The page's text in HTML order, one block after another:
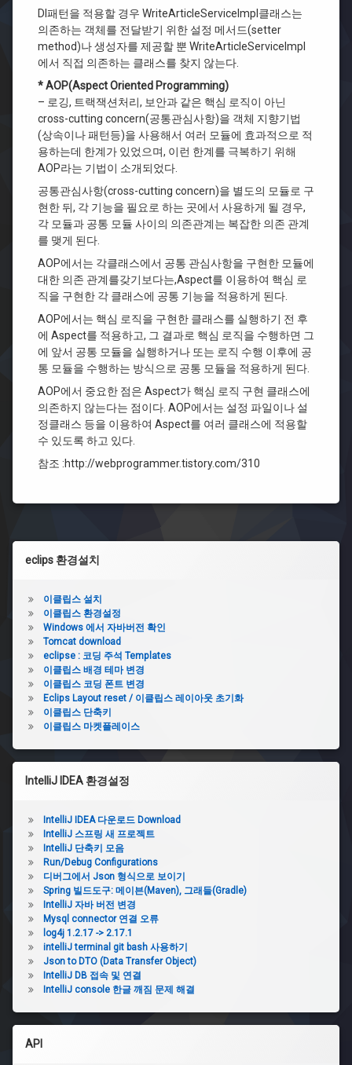
DI패턴을 적용할 경우 WriteArticleServiceImpl클래스는
의존하는 객체를 전달받기 위한 설정 메서드(setter
method)나 생성자를 제공할 뿐 WriteArticleServiceImpl
에서 직접 의존하는 클래스를 찾지 않는다.
* AOP(Aspect Oriented Programming)
– 로깅, 트랙잭션처리, 보안과 같은 핵심 로직이 아닌
cross-cutting concern(공통관심사항)을 객체 지향기법
(상속이나 패턴등)을 사용해서 여러 모듈에 효과적으로 적
용하는데 한계가 있었으며, 이런 한계를 극복하기 위해
AOP라는 기법이 소개되었다.
공통관심사항(cross-cutting concern)을 별도의 모듈로 구
현한 뒤, 각 기능을 필요로 하는 곳에서 사용하게 될 경우,
각 모듈과 공통 모듈 사이의 의존관계는 복잡한 의존 관계
를 맺게 된다.
AOP에서는 각클래스에서 공통 관심사항을 구현한 모듈에
대한 의존 관계를갖기보다는,Aspect를 이용하여 핵심 로
직을 구현한 각 클래스에 공통 기능을 적용하게 된다.
AOP에서는 핵심 로직을 구현한 클래스를 실행하기 전 후
에 Aspect를 적용하고, 그 결과로 핵심 로직을 수행하면 그
에 앞서 공통 모듈을 실행하거나 또는 로직 수행 이후에 공
통 모듈을 수행하는 방식으로 공통 모듈을 적용하게 된다.
AOP에서 중요한 점은 Aspect가 핵심 로직 구현 클래스에
의존하지 않는다는 점이다. AOP에서는 설정 파일이나 설
정클래스 등을 이용하여 Aspect를 여러 클래스에 적용할
수 있도록 하고 있다.
참조 :http://webprogrammer.tistory.com/310
왼
사
이
드
바
eclips 환경설치
이클립스 설치
이클립스 환경설정
Windows 에서 자바버전 확인
Tomcat download
eclipse : 코딩 주석 Templates
이클립스 배경 테마 변경
이클립스 코딩 폰트 변경
Eclips Layout reset / 이클립스 레이아웃 초기화
이클립스 단축키
이클립스 마켓플레이스
IntelliJ IDEA 환경설정
IntelliJ IDEA 다운로드 Download
IntelliJ 스프링 새 프로젝트
IntelliJ 단축키 모음
Run/Debug Configurations
디버그에서 Json 형식으로 보이기
Spring 빌드도구: 메이븐(Maven), 그래들(Gradle)
IntelliJ 자바 버전 변경
Mysql connector 연결 오류
log4j 1.2.17 -> 2.17.1
intelliJ terminal git bash 사용하기
Json to DTO (Data Transfer Object)
IntelliJ DB 접속 및 연결
IntelliJ console 한글 깨짐 문제 해결
API